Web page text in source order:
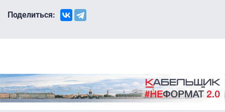
Поделиться: